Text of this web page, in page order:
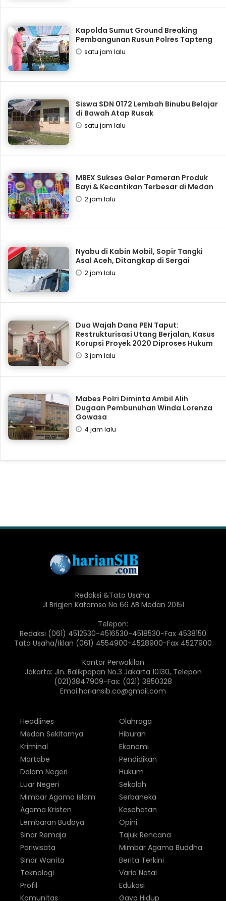
Kapolda Sumut Ground Breaking
Pembangunan Rusun Polres Tapteng
satu jam lalu
Siswa SDN 0172 Lembah Binubu Belajar
di Bawah Atap Rusak
satu jam lalu
‎MBEX Sukses Gelar Pameran Produk
Bayi & Kecantikan Terbesar di Medan
2 jam lalu
Nyabu di Kabin Mobil, Sopir Tangki
Asal Aceh, Ditangkap di Sergai
2 jam lalu
Dua Wajah Dana PEN Taput:
Restrukturisasi Utang Berjalan, Kasus
Korupsi Proyek 2020 Diproses Hukum
3 jam lalu
Mabes Polri Diminta Ambil Alih
Dugaan Pembunuhan Winda Lorenza
Gowasa
4 jam lalu
Redaksi &Tata Usaha:
Jl Brigjen Katamso No 66 AB Medan 20151
Telepon:
Redaksi (061) 4512530-4516530-4518530-Fax 4538150
Tata Usaha/Iklan (061) 4554900-4528900-Fax 4527900
Kantor Perwakilan
Jakarta: Jln. Balikpapan No.3 Jakarta 10130, Telepon
(021)3847909-Fax: (021) 3850328
Emai:hariansib.co@gmail.com
Headlines
Medan Sekitarnya
Kriminal
Martabe
Dalam Negeri
Luar Negeri
Olahraga
Hiburan
Ekonomi
Pendidikan
Hukum
Sekolah
Mimbar Agama Islam
Agama Kristen
Lembaran Budaya
Sinar Remaja
Pariwisata
Sinar Wanita
Serbaneka
Kesehatan
Opini
Tajuk Rencana
Mimbar Agama Buddha
Berita Terkini
Teknologi
Profil
Komunitas
Varia Natal
Edukasi
Gaya Hidup